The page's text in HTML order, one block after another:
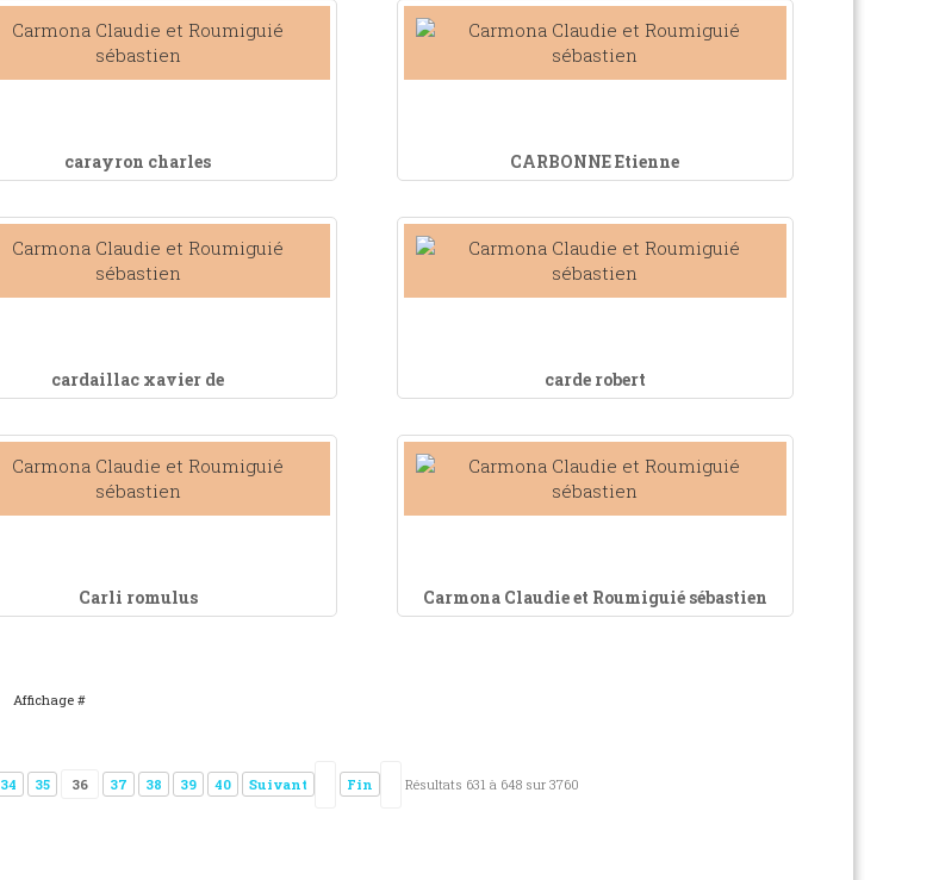
carayron charles CARBONNE Etienne
cardaillac xavier de carde robert
Carli romulus Carmona Claudie et Roumiguié sébastien
Affichage #
34 35 36 37 38 39 40 Suivant Fin Résultats 631 à 648 sur 3760